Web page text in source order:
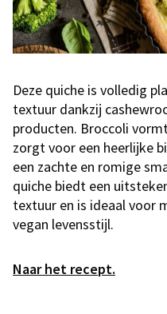
Deze quiche is volledig
textuur dankzij
producten. Broccoli
zorgt voor een heerlijke
een zachte en romige
quiche biedt een
textuur en is ideaal voor
vegan levensstijl.
Naar het recept.